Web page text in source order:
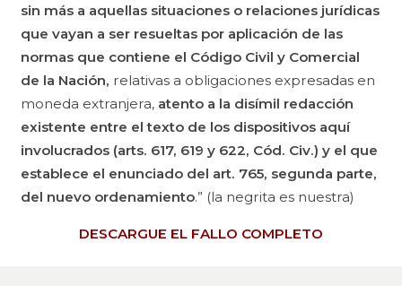
sin más a aquellas situaciones o relaciones jurídicas
que vayan a ser resueltas por aplicación de las
normas que contiene el Código Civil y Comercial
de la Nación, relativas a obligaciones expresadas en
moneda extranjera, atento a la disímil redacción
existente entre el texto de los dispositivos aquí
involucrados (arts. 617, 619 y 622, Cód. Civ.) y el que
establece el enunciado del art. 765, segunda parte,
del nuevo ordenamiento.” (la negrita es nuestra)
DESCARGUE EL FALLO COMPLETO